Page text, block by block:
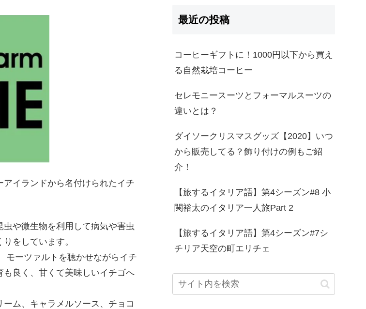
イランドから名付けられたイチ
や微生物を利用して病気や害虫
をしています。
モーツァルトを聴かせながらイチ
良く、甘くて美味しいイチゴへ
ム、キャラメルソース、チョコ
最近の投稿
コーヒーギフトに！1000円以下から買え
る自然栽培コーヒー
セレモニースーツとフォーマルスーツの
違いとは？
ダイソークリスマスグッズ【2020】いつ
から販売してる？飾り付けの例もご紹
介！
【旅するイタリア語】第4シーズン#8 小
関裕太のイタリア一人旅Part 2
【旅するイタリア語】第4シーズン#7シ
チリア天空の町エリチェ